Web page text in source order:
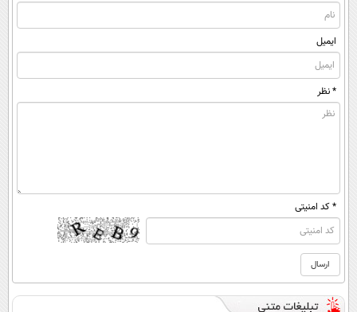
ایمیل
* نظر
* کد امنیتی